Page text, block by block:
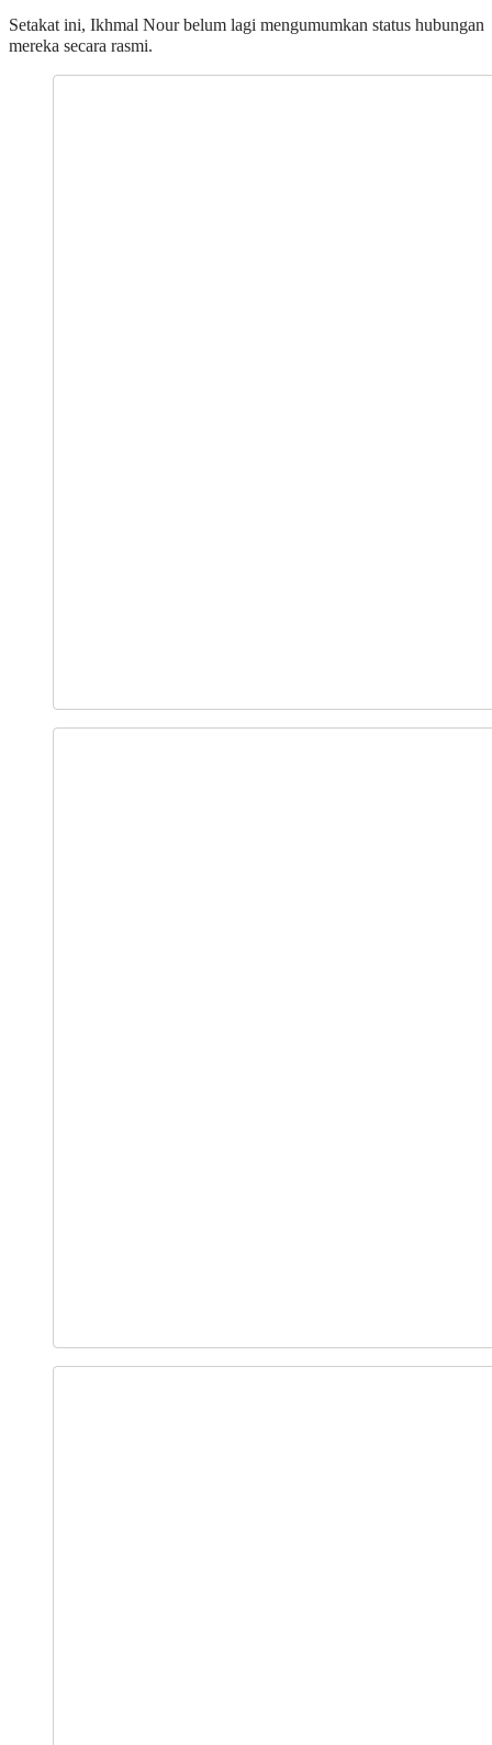
Setakat ini, Ikhmal Nour belum lagi mengumumkan status hubungan
mereka secara rasmi.